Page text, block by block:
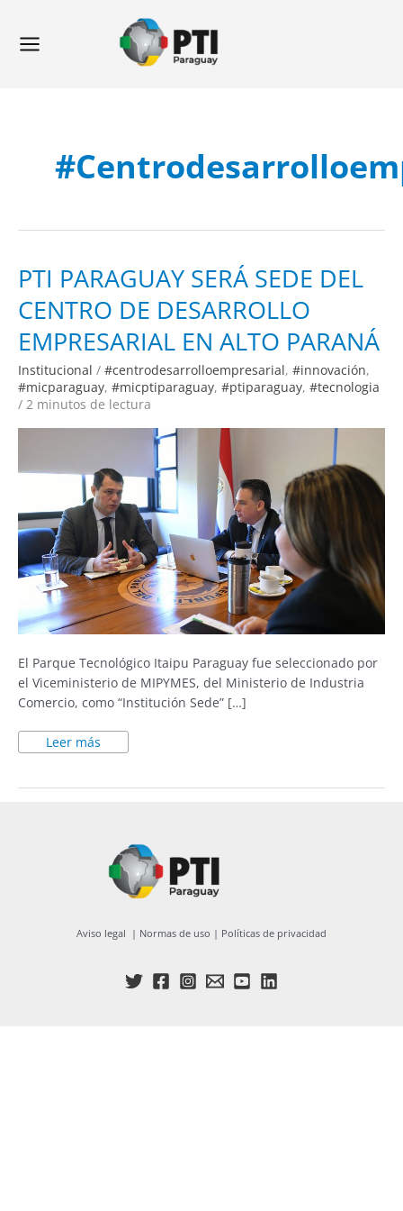
contenido
Menu
PTI PARAGUAY SERÁ SEDE DEL
CENTRO DE DESARROLLO
EMPRESARIAL EN ALTO PARANÁ
Institucional / #centrodesarrolloempresarial, #innovación,
#micparaguay, #micptiparaguay, #ptiparaguay, #tecnologia
/ 2 minutos de lectura
El Parque Tecnológico Itaipu Paraguay fue seleccionado por
el Viceministerio de MIPYMES, del Ministerio de Industria
Comercio, como “Institución Sede” […]
PTI
PARAGUAY
SERÁ
SEDE
DEL
DE
DESARROLLO
EN
ALTO
PARANÁ
Leer más
Aviso legal | Normas de uso | Políticas de privacidad